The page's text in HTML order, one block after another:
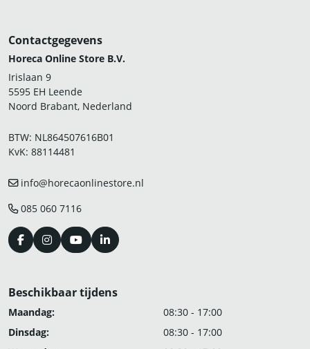
Contactgegevens
Horeca Online Store B.V.
Irislaan 9
5595 EH Leende
Noord Brabant, Nederland
BTW: NL864507616B01
KvK: 88114481
info@horecaonlinestore.nl
085 060 7116
Beschikbaar tijdens
Maandag:
08:30 - 17:00
Dinsdag:
08:30 - 17:00